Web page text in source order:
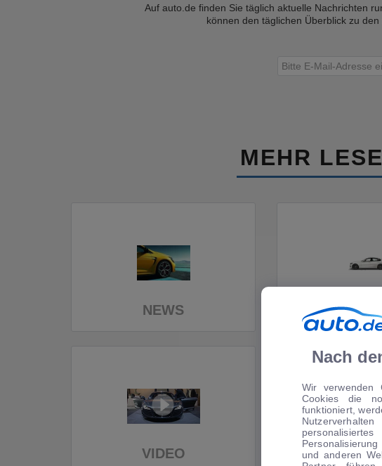
Auf auto.de finden Sie täglich aktuelle Nachrichten
können den täglichen Überblick zu
MEHR
NEWS
VIDEO
Nach
Wir verwenden
Cookies die
funktioniert,
und anderen